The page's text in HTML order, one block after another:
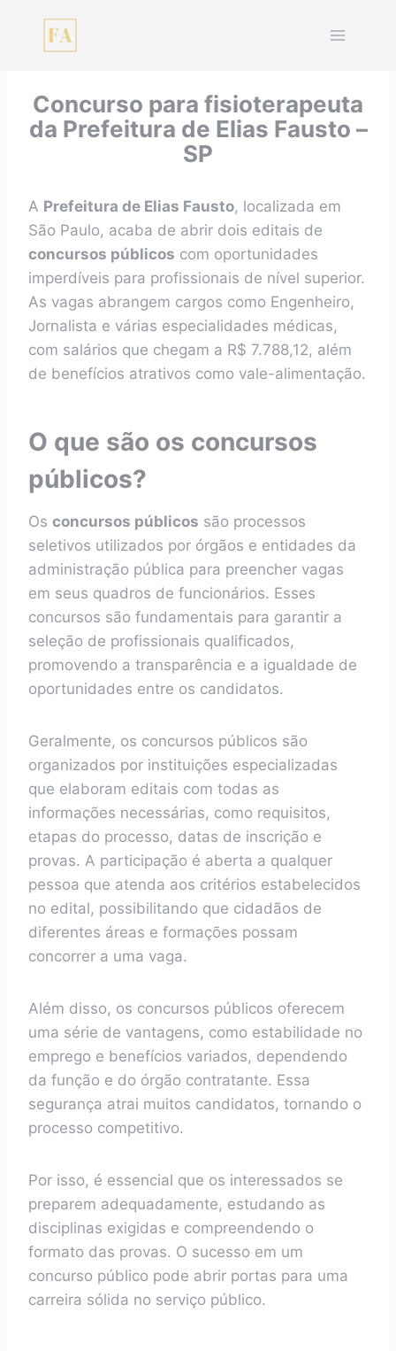
Concurso para fisioterapeuta
da Prefeitura de Elias Fausto –
SP
A Prefeitura de Elias Fausto, localizada em
São Paulo, acaba de abrir dois editais de
concursos públicos com oportunidades
imperdíveis para profissionais de nível superior.
As vagas abrangem cargos como Engenheiro,
Jornalista e várias especialidades médicas,
com salários que chegam a R$ 7.788,12, além
de benefícios atrativos como vale-alimentação.
O que são os concursos
públicos?
Os concursos públicos são processos
seletivos utilizados por órgãos e entidades da
administração pública para preencher vagas
em seus quadros de funcionários. Esses
concursos são fundamentais para garantir a
seleção de profissionais qualificados,
promovendo a transparência e a igualdade de
oportunidades entre os candidatos.
Geralmente, os concursos públicos são
organizados por instituições especializadas
que elaboram editais com todas as
informações necessárias, como requisitos,
etapas do processo, datas de inscrição e
provas. A participação é aberta a qualquer
pessoa que atenda aos critérios estabelecidos
no edital, possibilitando que cidadãos de
diferentes áreas e formações possam
concorrer a uma vaga.
Além disso, os concursos públicos oferecem
uma série de vantagens, como estabilidade no
emprego e benefícios variados, dependendo
da função e do órgão contratante. Essa
segurança atrai muitos candidatos, tornando o
processo competitivo.
Por isso, é essencial que os interessados se
preparem adequadamente, estudando as
disciplinas exigidas e compreendendo o
formato das provas. O sucesso em um
concurso público pode abrir portas para uma
carreira sólida no serviço público.